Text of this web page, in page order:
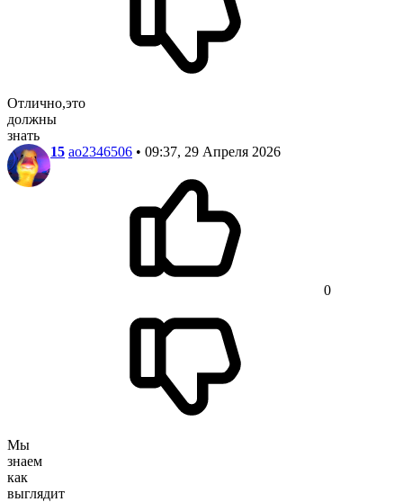
Отлично,это
должны
знать
15 ao2346506 • 09:37, 29 Апреля 2026
0
Мы
знаем
как
выглядит